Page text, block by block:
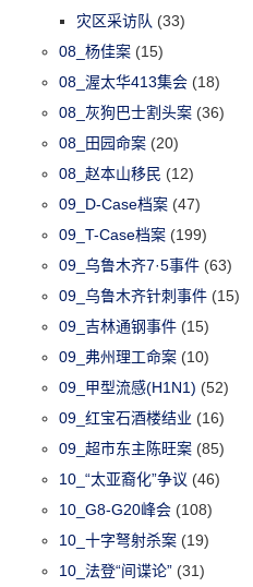
灾区采访队 (33)
08_杨佳案 (15)
08_渥太华413集会 (18)
08_灰狗巴士割头案 (36)
08_田园命案 (20)
08_赵本山移民 (12)
09_D-Case档案 (47)
09_T-Case档案 (199)
09_乌鲁木齐7·5事件 (63)
09_乌鲁木齐针刺事件 (15)
09_吉林通钢事件 (15)
09_弗州理工命案 (10)
09_甲型流感(H1N1) (52)
09_红宝石酒楼结业 (16)
09_超市东主陈旺案 (85)
10_“太亚裔化”争议 (46)
10_G8-G20峰会 (108)
10_十字弩射杀案 (19)
10_法登“间谍论” (31)